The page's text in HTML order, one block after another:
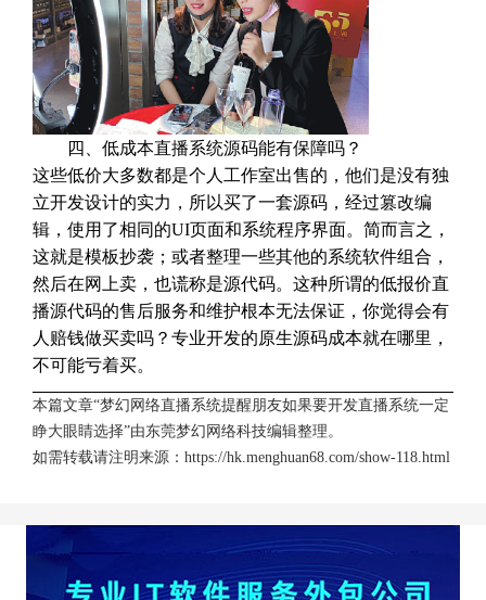
四、低成本直播系统源码能有保障吗？
这些低价大多数都是个人工作室出售的，他们是没有独
立开发设计的实力，所以买了一套源码，经过篡改编
辑，使用了相同的UI页面和系统程序界面。简而言之，
这就是模板抄袭；或者整理一些其他的系统软件组合，
然后在网上卖，也谎称是源代码。这种所谓的低报价直
播源代码的售后服务和维护根本无法保证，你觉得会有
人赔钱做买卖吗？专业开发的原生源码成本就在哪里，
不可能亏着买。
本篇文章“梦幻网络直播系统提醒朋友如果要开发直播系统一定
睁大眼睛选择”由东莞梦幻网络科技编辑整理。
如需转载请注明来源： https://hk.menghuan68.com/show-118.html